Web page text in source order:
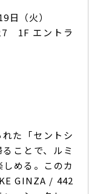
日（火）
1F エントラ
た「セントシ
ことで、ルミ
める。このカ
GINZA / 442